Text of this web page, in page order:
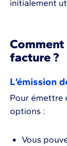
initialement
facture ?
L’émission
Pour émettre
options :
Vous